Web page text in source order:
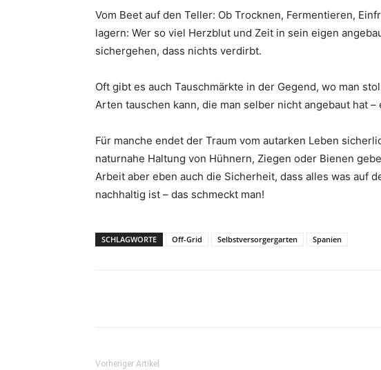
Vom Beet auf den Teller: Ob Trocknen, Fermentieren,
lagern: Wer so viel Herzblut und Zeit in sein eigen
sichergehen, dass nichts verdirbt.
Oft gibt es auch Tauschmärkte in der Gegend, wo man
Arten tauschen kann, die man selber nicht angebaut hat
Für manche endet der Traum vom autarken Leben
naturnahe Haltung von Hühnern, Ziegen oder Bienen
Arbeit aber eben auch die Sicherheit, dass alles was auf
nachhaltig ist – das schmeckt man!
SCHLAGWORTE Off-Grid Selbstversorgergarten Spanien
Vorheriger Artikel